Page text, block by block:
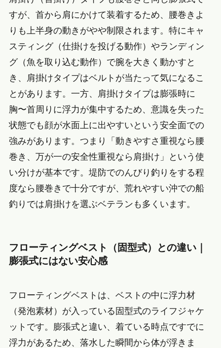
すが、首から肩にかけて装着するため、腰巻きよ
りも上半身の動きがやや制限されます。特にキャ
スティング（仕掛けを投げる動作）やランディン
グ（魚を取り込む動作）で腕を大きく動かすと
き、肩掛けタイプはベルトが当たって気になるこ
とがあります。一方、肩掛けタイプは膨張時に
胸〜首周りに浮力が集中するため、意識を失った
状態でも顔が水面上に出やすいという安全面での
強みがあります。つまり「動きやすさ重視なら腰
巻き、万が一の安全性重視なら肩掛け」という使
い分けが基本です。堤防でのんびり釣りをする程
度なら腰巻きで十分ですが、荒れやすい沖での船
釣りでは肩掛けを選ぶベテランも多くいます。
フローティングベスト（固型式）との違い｜
膨張式にはない安心感
フローティングベストは、ベストの中に浮力材
（発泡素材）が入っている固型式のライフジャケ
ットです。膨張式と違い、着ている時点ですでに
浮力があるため、落水した瞬間から体が浮きま